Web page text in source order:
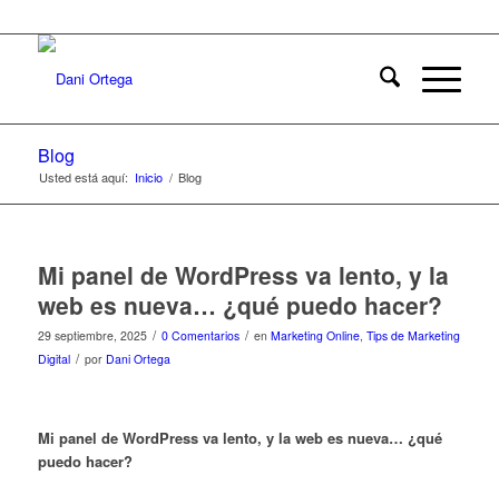
Blog
Usted está aquí: Inicio / Blog
Mi panel de WordPress va lento, y la
web es nueva… ¿qué puedo hacer?
29 septiembre, 2025 / 0 Comentarios / en Marketing Online, Tips de Marketing
Digital / por Dani Ortega
Mi panel de WordPress va lento, y la web es nueva… ¿qué
puedo hacer?